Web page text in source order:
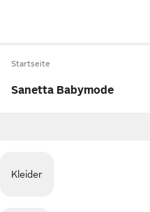
Startseite
Sanetta Babymode
Kleider